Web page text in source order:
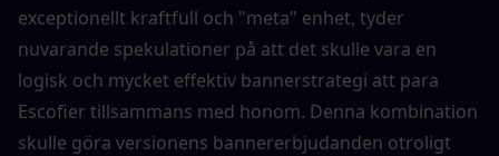
exceptionellt kraftfull och "meta" enhet, tyder
nuvarande spekulationer på att det skulle vara en
logisk och mycket effektiv bannerstrategi att para
Escofier tillsammans med honom. Denna kombination
skulle göra versionens bannererbjudanden otroligt